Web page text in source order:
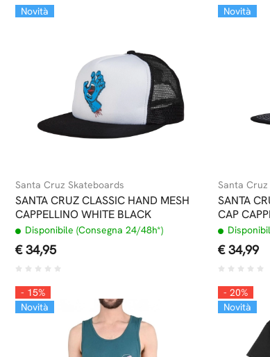
Novità
Santa Cruz Skateboards
SANTA CRUZ CLASSIC HAND MESH
CAPPELLINO WHITE BLACK
Disponibile (Consegna 24/48h*)
€ 34,95
Novità
Santa
SANTA
CAP
€ 34,99
- 15%
Novità
- 20%
Novità